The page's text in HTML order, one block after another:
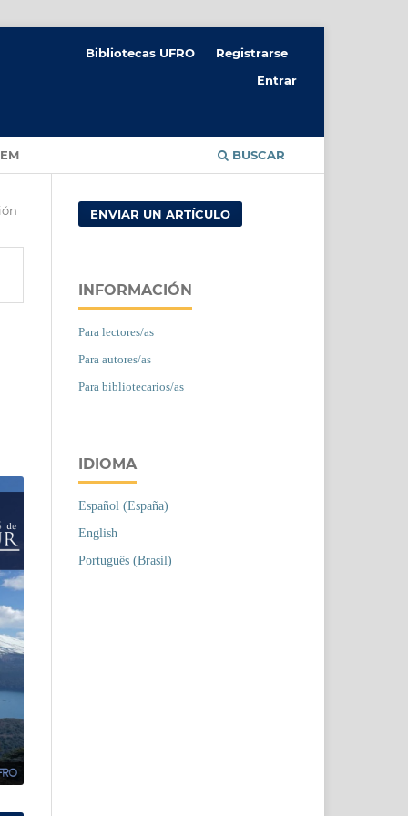
BUSCAR
Bibliotecas UFRO
Registrarse
Entrar
ENVIAR UN ARTÍCULO
INFORMACIÓN
Para lectores/as
Para autores/as
Para bibliotecarios/as
IDIOMA
Español (España)
English
Português (Brasil)